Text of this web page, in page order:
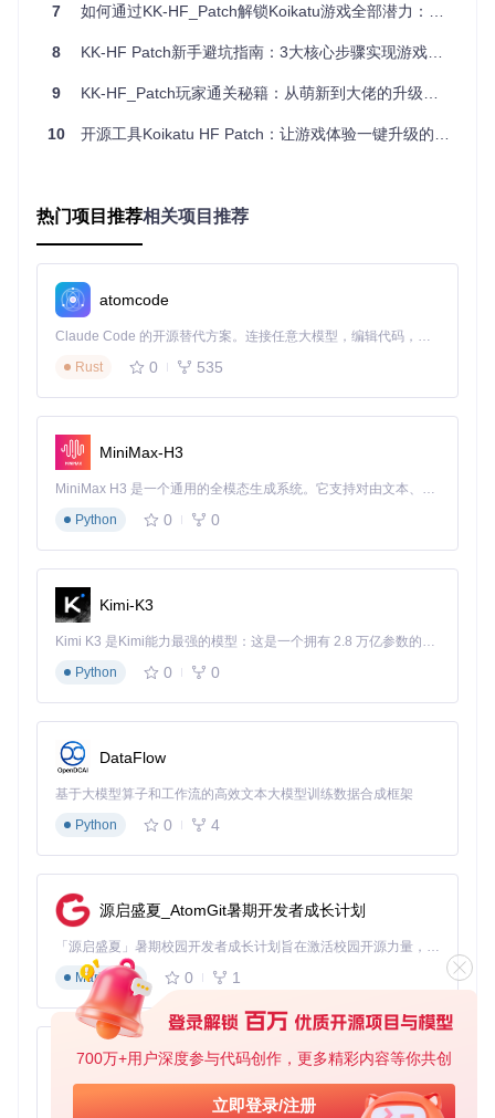
700万+用户深度参与代码创作，更多精彩内容等你共创
立即登录/注册
解决方案：
重新下载完整安装包（包含.exe主程序和所有.bin数据文
验证文件大小与官方发布信息一致（误差应小于1%）
K-HF_Patch）
败"，多因Steam环境配置不全或DLC扩展包（Downloadable
检测工具推荐
Steam库验证：Steam客户端→库→Koikatsu Party→右键
属性→本地文件→验证游戏文件完整性
解决方案
确保Steam客户端已登录并处于在线状态
验证AfterParty等核心DLC已正确安装（在Steam商店页面
运行Steam库中的"Koikatsu Party - Registry Fix"工具修复
注册表项
方案设计：系统化安装架构与流程规划
为确保安装过程可追溯和可验证，设计以下四阶段实施架构，
通过分层验证机制降低失败风险。
测到功能验证的完整闭环
预检查清单设计
检查
项
路径
性
检查游戏安装
目录
符，如D:\Games\Koikatu
磁盘
空间
属性
体+补丁）
权限
安装文件右键
→属性→安全
当前用户具有"完全控制"权限
时环
控制面板→程
序→程序和功
能
.NET Framework 4.8已安装
将安装过程拆解为相互独立的功能模块，每个模块包含明确的
7 如何通过KK-HF_Patch解锁Koikatu游戏全部潜力：从入门到精通
8 KK-HF Patch新手避坑指南：3大核心步骤实现游戏翻译与功能增强
9 KK-HF_Patch玩家通关秘籍：从萌新到大佬的升级之路
10 开源工具Koikatu HF Patch：让游戏体验一键升级的自动化增强方案
热门项目推荐相关项目推荐
atomcode
Claude Code 的开源替代方案。连接任意大模型，编辑代码，运行命令，自动验证 — 全自动执行。用 Rust 构建，极致性能。 ｜ An open-source alternative to Claude Code. Connect any LLM, edit code, run commands, and verify changes — autonomously. Built in Rust for speed. Get Started
Rust
0 535
MiniMax-H3
MiniMax H3 是一个通用的全模态生成系统。它支持对由文本、图像、视频和音频组成的多模态上下文进行统一理解，并能生成分辨率高达 2K、时长可达 15 秒的带原生立体声音频的视频。得益于面向任务泛化的系统设计，H3 在预训练阶段就已具备广泛的多模态上下文理解与生成能力，能够出色地执行复杂的多模态指令。
Python
0 0
Kimi-K3
Kimi K3 是Kimi能力最强的模型：这是一个拥有 2.8 万亿参数的混合专家（MoE）模型，具备原生视觉理解能力，并支持 100 万 token 的上下文窗口。
Python
0 0
DataFlow
基于大模型算子和工作流的高效文本大模型训练数据合成框架
Python
0 4
源启盛夏_AtomGit暑期开发者成长计划
「源启盛夏」暑期校园开发者成长计划旨在激活校园开源力量，通过积分激励、认证扶持、资源倾斜等形式，引导高校组织和开发者完成「入驻 — 建项目 — 做贡献 — 获认证 — 得资源」的完整闭环。无论你是想带领社团入驻平台的组织者，还是希望用代码贡献证明自己的开发者，都能在这里找到属于你的成长路径。
Markdown
0 1
py-xiaozhi
基于Python的Xiaozhi AI，适用于想要完整Xiaozhi体验而无需拥有专用硬件的用户。